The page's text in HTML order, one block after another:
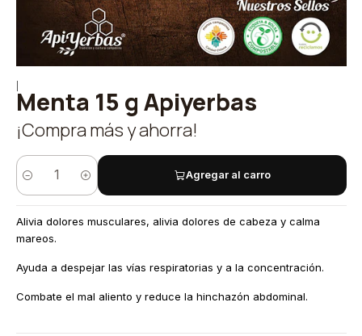
Menta 15 g Apiyerbas
¡Compra más y ahorra!
Cantidad
Agregar al carro
Alivia dolores musculares, alivia dolores de cabeza y calma
mareos.
Ayuda a despejar las vías respiratorias y a la concentración.
Combate el mal aliento y reduce la hinchazón abdominal.